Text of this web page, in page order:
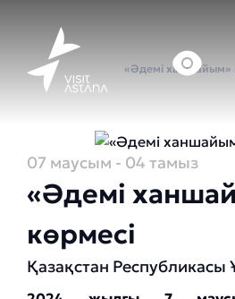
Оқиғалар
«Әдемі ханшайым»
07 маусым - 04 тамыз
«Әдемі
көрмесі
Қазақстан Республикасы